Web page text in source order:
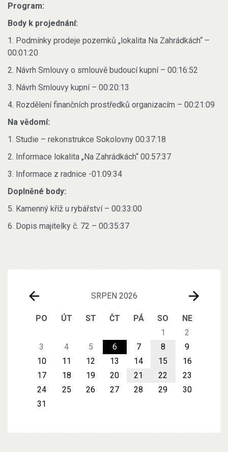
SRPEN 2026
PO ÚT ST ČT PÁ SO
NE
1
2
3
4 5 6 7 8
9
10
11 12 13 14 15
16
17
18 19 20 21 22
23
24
25 26 27 28 29
30
31
Program:
Body k projednání:
1. Podmínky prodeje pozemků „lokalita Na Zahrádkách“ –
00:01:20
2. Návrh Smlouvy o smlouvě budoucí kupní – 00:16:52
3. Návrh Smlouvy kupní – 00:20:13
4. Rozdělení finančních prostředků organizacím – 00:21:09
Na vědomí:
1. Studie – rekonstrukce Sokolovny 00:37:18
2. Informace lokalita „Na Zahrádkách“ 00:57:37
3. Informace z radnice -01:09:34
Doplněné body:
5. Kamenný kříž u rybářství – 00:33:00
6. Dopis majitelky č. 72 – 00:35:37